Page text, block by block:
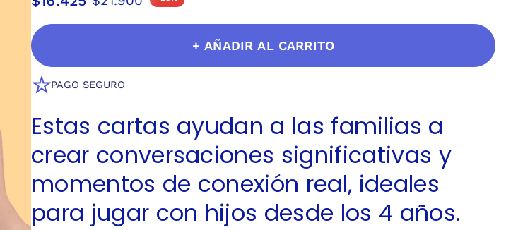
+ AÑADIR AL CARRITO
PAGO SEGURO
Estas cartas ayudan a las familias a
crear conversaciones significativas y
momentos de conexión real, ideales
para jugar con hijos desde los 4 años.